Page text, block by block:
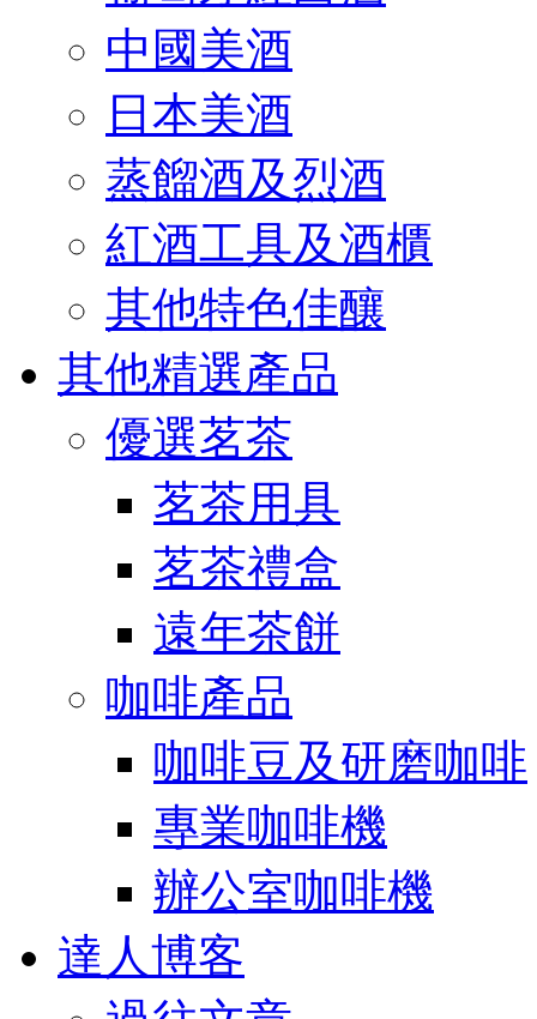
中國美酒
日本美酒
蒸餾酒及烈酒
紅酒工具及酒櫃
其他特色佳釀
其他精選產品
優選茗茶
茗茶用具
茗茶禮盒
遠年茶餅
咖啡產品
咖啡豆及研磨咖啡
專業咖啡機
辦公室咖啡機
達人博客